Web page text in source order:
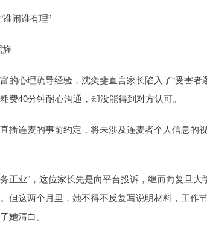
闹谁有理”
的心理疏导经验，沈奕斐直言家长陷入了“受害
费40分钟耐心沟通，却没能得到对方认可。
播连麦的事前约定，将未涉及连麦者个人信息的
务正业”，这位家长先是向平台投诉，继而向复旦
但这两个月里，她不得不反复写说明材料，工作
她清白。